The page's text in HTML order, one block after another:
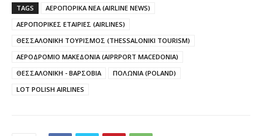
TAGS
ΑΕΡΟΠΟΡΙΚΑ ΝΕΑ (AIRLINE NEWS)
ΑΕΡΟΠΟΡΙΚΕΣ ΕΤΑΙΡΙΕΣ (AIRLINES)
ΘΕΣΣΑΛΟΝΙΚΗ ΤΟΥΡΙΣΜΟΣ (THESSALONIKI TOURISM)
ΑΕΡΟΔΡΟΜΙΟ ΜΑΚΕΔΟΝΙΑ (AIPRPORT MACEDONIA)
ΘΕΣΣΑΛΟΝΙΚΗ - ΒΑΡΣΟΒΙΑ
ΠΟΛΩΝΙΑ (POLAND)
LOT POLISH AIRLINES